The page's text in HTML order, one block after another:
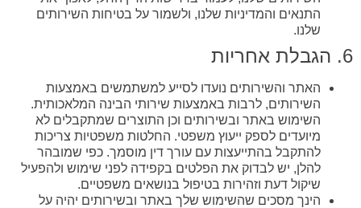
התנאים והמדיניות שלנו, ולשמור על בטיחות השירותים
שלנו.
6. הגבלת אחריות
האתר והשירותים נועדו לסייע למשתמשים באמצעות
השירותים, לרבות באמצעות שירותי הבינה המלאכותית.
השימוש באתר ובשירותים וכן התוצרים שמתקבלים לא
מיועדים לספק ייעוץ משפטי. החלטות משפטיות צריכות
להתקבל בהתייעצות עם עורך דין מוסמך. כפי שמובהר
להלן, יש לבדוק את הפלטים בקפידה לפני שימוש ולהפעיל
שיקול דעת וזהירות בטיפול בנושאים משפטיים.
הינך מסכים שהשימוש שלך באתר ובשירותים יהיה על